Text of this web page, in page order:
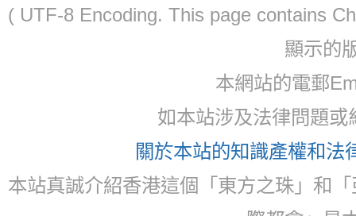
( UTF-8 Encoding. This page contains
顯示的
本網站的電郵
如本站涉及法律問題
關於本站的知識產權和法
本站真誠介紹香港這個「東方之珠」和